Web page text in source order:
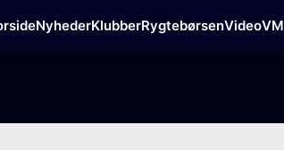
NyhederKlubberRygtebørsenVideoVM